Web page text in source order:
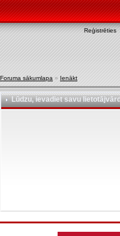
Reģistrēties
Foruma sākumlapa » Ienākt
Lūdzu, ievadiet savu